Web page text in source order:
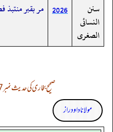
سنن
النسائى
الصغرى
2026 مر بقبر
صحیح بخاری کی حدیث نمبر 857 کے فوائد و مسائل
مولانا داود راز